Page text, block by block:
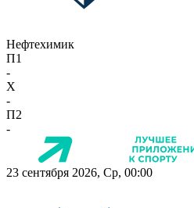
Нефтехимик
П1
-
X
-
П2
-
23 сентября 2026, Ср, 00:00